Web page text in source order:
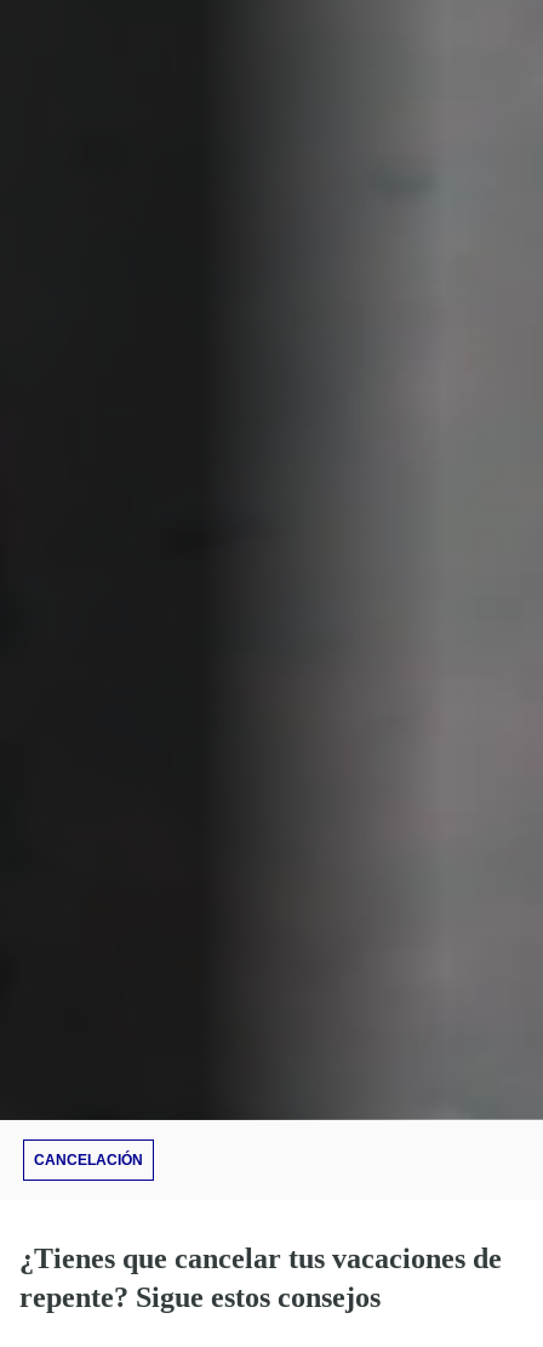
CANCELACIÓN
¿Tienes que cancelar tus vacaciones de
repente? Sigue estos consejos